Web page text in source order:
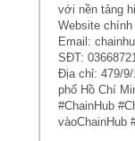
với nền tảng
Website
Email:
SĐT:
Địa chỉ: 479/
phố Hồ Chí
#ChainHub
vàoChainHub